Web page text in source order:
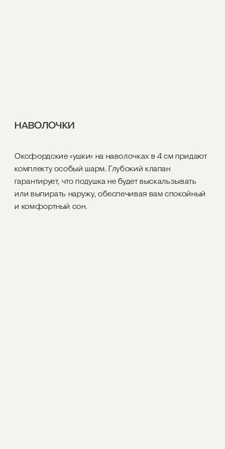
НАВОЛОЧКИ
Оксфордские «ушки» на наволочках в 4 см придают
комплекту особый шарм. Глубокий клапан
гарантирует, что подушка не будет выскальзывать
или выпирать наружу, обеспечивая вам спокойный
и комфортный сон.